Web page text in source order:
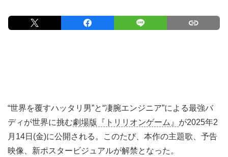
“世界を覆すハッタリ男”と“凄腕エンジニア”による最強バ
ディが世界に挑む劇場版『トリリオンゲーム』 が2025年2
月14日(金)に公開される。このたび、本作の主題歌、予告
映像、新ポスタービジュアルが解禁となった。